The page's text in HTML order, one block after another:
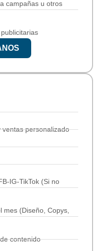
campañas u otros
personalizado
IG-TikTok (Si no
mes (Diseño, Copys,
contenido